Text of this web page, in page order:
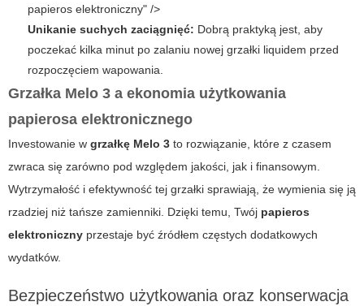
papieros elektroniczny" />
Unikanie suchych zaciągnięć: Dobrą praktyką jest, aby
poczekać kilka minut po zalaniu nowej grzałki liquidem przed
rozpoczęciem wapowania.
Grzałka Melo 3 a ekonomia użytkowania
papierosa elektronicznego
Investowanie w grzałkę Melo 3 to rozwiązanie, które z czasem
zwraca się zarówno pod względem jakości, jak i finansowym.
Wytrzymałość i efektywność tej grzałki sprawiają, że wymienia się ją
rzadziej niż tańsze zamienniki. Dzięki temu, Twój papieros
elektroniczny przestaje być źródłem częstych dodatkowych
wydatków.
Bezpieczeństwo użytkowania oraz konserwacja